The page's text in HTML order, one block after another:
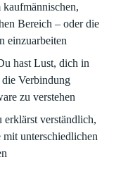
Bereich – oder die
einzuarbeiten
hast Lust, dich in
die Verbindung
zu verstehen
verständlich,
mit unterschiedlichen